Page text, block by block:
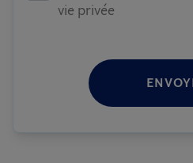
vie privée